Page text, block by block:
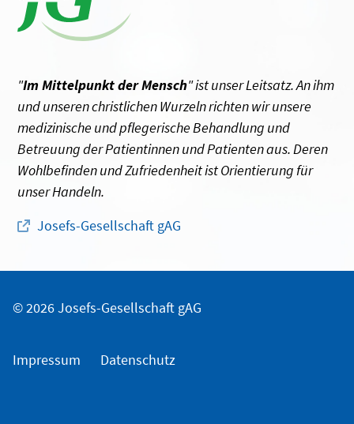
"Im Mittelpunkt der Mensch" ist unser Leitsatz. An ihm
und unseren christlichen Wurzeln richten wir unsere
medizinische und pflegerische Behandlung und
Betreuung der Patientinnen und Patienten aus. Deren
Wohlbefinden und Zufriedenheit ist Orientierung für
unser Handeln.
Josefs-Gesellschaft gAG
Impressum Datenschutz
© 2026 Josefs-Gesellschaft gAG